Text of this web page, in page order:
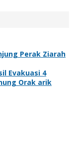
Perak Ziarah
Evakuasi 4
Orak arik